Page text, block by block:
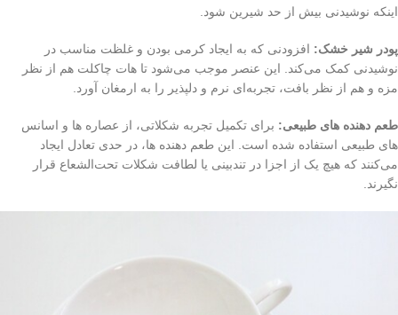
اینکه نوشیدنی بیش از حد شیرین شود.
پودر شیر خشک: افزودنی که به ایجاد کرمی بودن و غلظت مناسب در
نوشیدنی کمک می‌کند. این عنصر موجب می‌شود تا هات چاکلت هم از نظر
مزه و هم از نظر بافت، تجربه‌ای نرم و دلپذیر را به ارمغان آورد.
طعم‌ دهنده‌ های طبیعی: برای تکمیل تجربه شکلاتی، از عصاره‌ ها و اسانس‌
های طبیعی استفاده شده است. این طعم‌ دهنده‌ ها، در حدی تعادل ایجاد
می‌کنند که هیچ یک از اجزا در تندبینی یا لطافت شکلات تحت‌الشعاع قرار
نگیرند.